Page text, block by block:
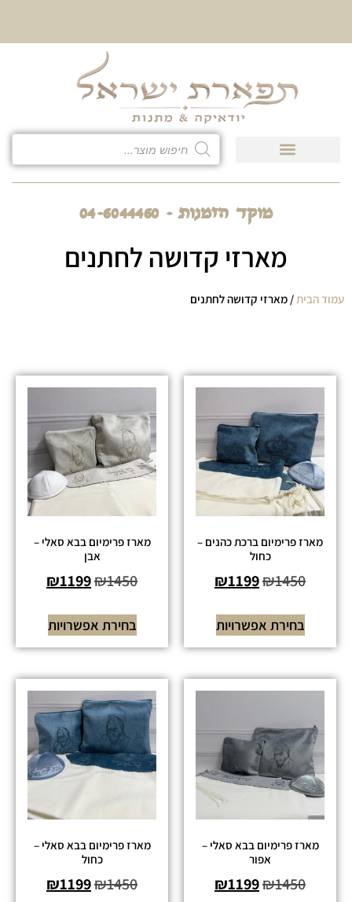
מוקד הזמנות - 04-6044460
מארזי קדושה לחתנים
עמוד הבית/ מארזי קדושה לחתנים
מארז פרימיום ברכת כהנים –
כחול
₪1450
₪1199
בחירת אפשרויות
מארז פרימיום בבא סאלי –
אבן
₪1450
₪1199
בחירת אפשרויות
מארז פרימיום בבא סאלי –
אפור
₪1450
₪1199
מארז פרימיום בבא סאלי –
כחול
₪1450
₪1199